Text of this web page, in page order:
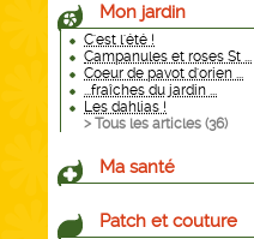
Mon jardin
C'est l'été !
Campanules et roses St ...
Coeur de pavot d'orien ...
...fraîches du jardin ...
Les dahlias !
> Tous les articles (36)
Ma santé
Patch et couture